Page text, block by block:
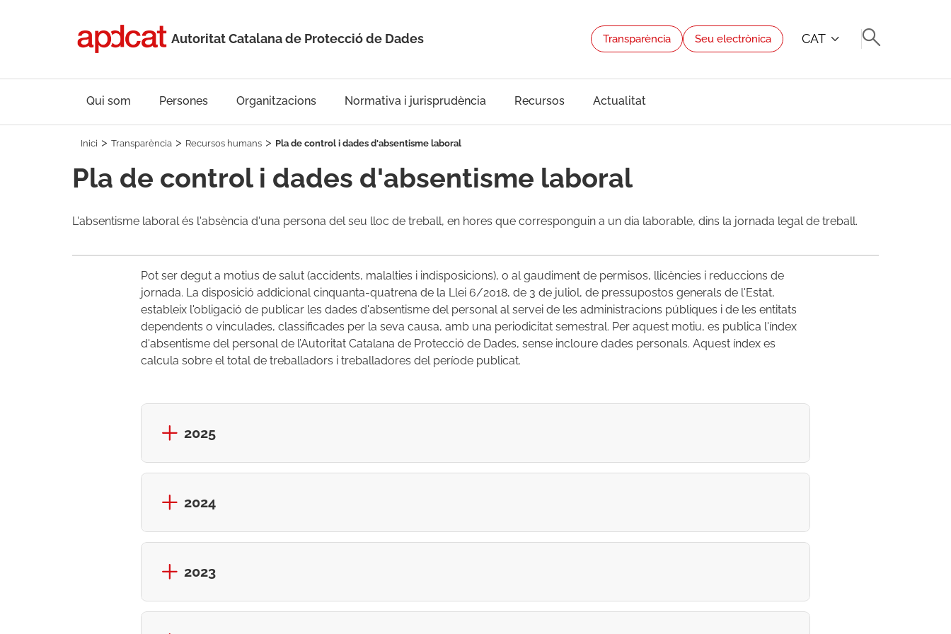
Autoritat Catalana de Protecció de Dades Transparència Seu electrònica CAT
Qui som Persones Organitzacions Normativa i jurisprudència Recursos Actualitat
Inici Transparència Recursos humans Pla de control i dades d'absentisme laboral
Pla de control i dades d'absentisme laboral
L'absentisme laboral és l'absència d'una persona del seu lloc de treball, en hores que corresponguin a un dia laborable, dins la jornada legal de treball.
Pot ser degut a motius de salut (accidents, malalties i indisposicions), o al gaudiment de permisos, llicències i reduccions de
jornada. La disposició addicional cinquanta-quatrena de la Llei 6/2018, de 3 de juliol, de pressupostos generals de l'Estat,
estableix l'obligació de publicar les dades d'absentisme del personal al servei de les administracions públiques i de les entitats
dependents o vinculades, classificades per la seva causa, amb una periodicitat semestral. Per aquest motiu, es publica l'índex
d'absentisme del personal de l’Autoritat Catalana de Protecció de Dades, sense incloure dades personals. Aquest índex es
calcula sobre el total de treballadors i treballadores del període publicat.
2025
2024
2023